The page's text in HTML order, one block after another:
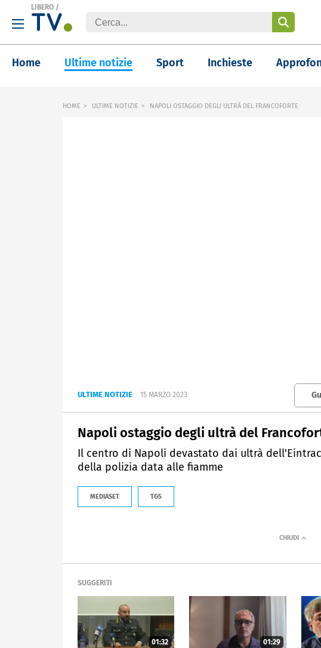
LIBERO /
Home Ultime notizie Sport Inchieste
HOME ULTIME NOTIZIE NAPOLI OSTAGGIO DEGLI ULTRÀ DEL FRANCOFORTE
ULTIME NOTIZIE 15 MARZO 2023
Napoli ostaggio degli ultrà del
Il centro di Napoli devastato dai ultrà
della polizia data alle fiamme
MEDIASET TG5
SUGGERITI
01:32 01:29